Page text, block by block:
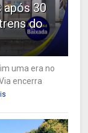
após 30
do
uma era no
encerra